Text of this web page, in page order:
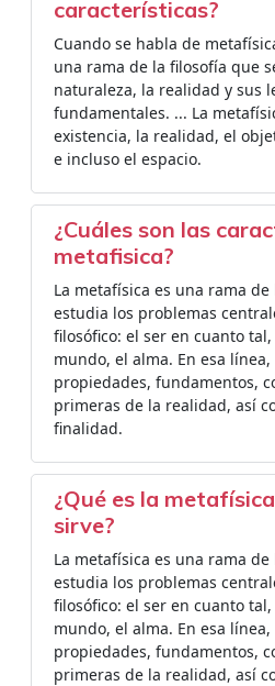
características?
Cuando se habla de
una rama de la filosofía que
naturaleza, la realidad y sus
fundamentales. ... La
existencia, la realidad, el
e incluso el espacio.
¿Cuáles son las
metafisica?
La metafísica es una rama
estudia los problemas
filosófico: el ser en cuanto
mundo, el alma. En esa
propiedades, fundamentos,
primeras de la realidad, así
finalidad.
¿Qué es la
sirve?
La metafísica es una rama
estudia los problemas
filosófico: el ser en cuanto
mundo, el alma. En esa
propiedades, fundamentos,
primeras de la realidad, así